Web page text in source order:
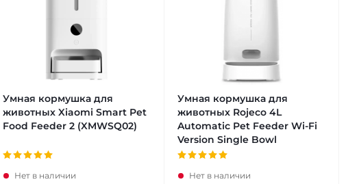
Умная кормушка для
животных Xiaomi Smart Pet
Food Feeder 2 (XMWSQ02)
Нет в наличии
Умная кормушка для
животных Rojeco 4L
Automatic Pet Feeder Wi-Fi
Version Single Bowl
Нет в наличии